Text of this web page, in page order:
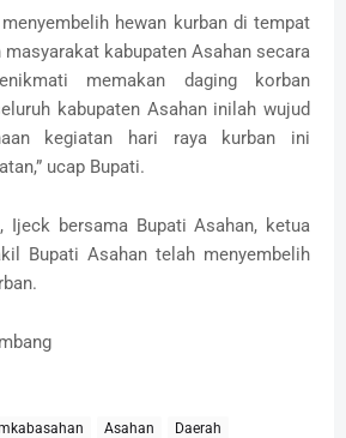
hewan kurban di tempat
masyarakat kabupaten Asahan secara
memakan daging korban
kabupaten Asahan inilah wujud
kegiatan hari raya kurban ini
ucap Bupati.
Ijeck bersama Bupati Asahan, ketua
Bupati Asahan telah menyembelih
Asahan Daerah